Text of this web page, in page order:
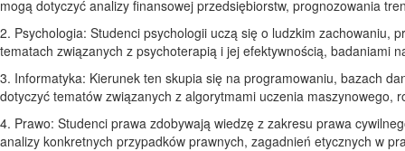
mogą dotyczyć analizy finansowej przedsiębiorstw, prognozowania
2. Psychologia: Studenci psychologii uczą się o ludzkim zachowaniu,
tematach związanych z psychoterapią i jej efektywnością, badaniami
3. Informatyka: Kierunek ten skupia się na programowaniu, bazach
dotyczyć tematów związanych z algorytmami uczenia
4. Prawo: Studenci prawa zdobywają wiedzę z zakresu prawa
analizy konkretnych przypadków prawnych, zagadnień etycznych w